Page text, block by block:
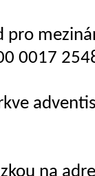
pro
0017
na